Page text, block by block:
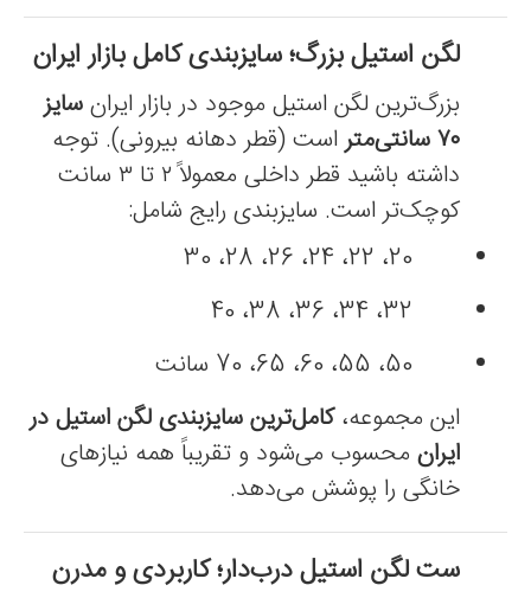
لگن استیل بزرگ؛ سایزبندی کامل بازار ایران
بزرگ‌ترین لگن استیل موجود در بازار ایرانسایز
۷۰ سانتی‌متر
است (قطر دهانه بیرونی). توجه
داشته باشید قطر داخلی معمولاً ۲ تا ۳ سانت
کوچک‌تر است. سایزبندی رایج شامل:
20، 22، 24، 26، 28، 30
32، 34، 36، 38، 40
50، 55، 60، 65، 70 سانت
این مجموعه،کامل‌ترین سایزبندی لگن استیل در
ایران محسوب می‌شود و تقریباً همه نیازهای
خانگی را پوشش می‌دهد.
ست لگن استیل درب‌دار؛ کاربردی و مدرن